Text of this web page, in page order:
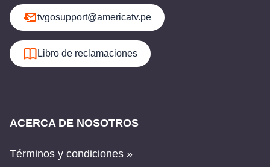
tvgosupport@americatv.pe
Libro de reclamaciones
ACERCA DE NOSOTROS
Términos y condiciones »